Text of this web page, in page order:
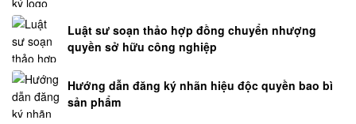
Luật sư soạn thảo hợp đồng chuyển nhượng
quyền sở hữu công nghiệp
Hướng dẫn đăng ký nhãn hiệu độc quyền bao bì
sản phẩm